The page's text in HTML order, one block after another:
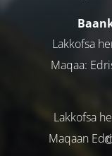
Lakkofsa
Maqaa:
Lakkofsa
Maqaan